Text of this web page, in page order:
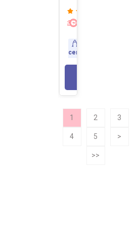
сегодня
1 2 3
4 5 >
>>